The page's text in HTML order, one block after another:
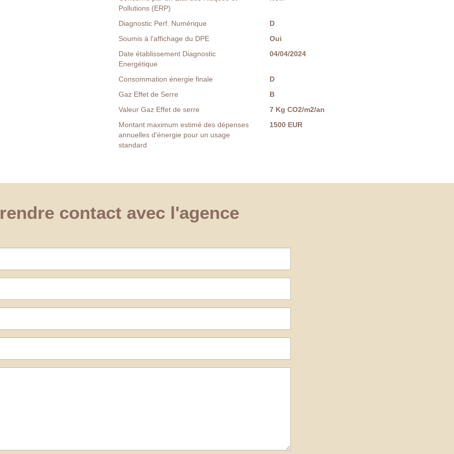
Pollutions (ERP)
Diagnostic Perf. Numérique
D
Soumis à l'affichage du DPE
Oui
Date établissement Diagnostic
Energétique
04/04/2024
Consommation énergie finale
D
Gaz Effet de Serre
B
Valeur Gaz Effet de serre
7 Kg CO2/m2/an
Montant maximum estimé des dépenses
annuelles d'énergie pour un usage
standard
1500 EUR
contact avec l'agence